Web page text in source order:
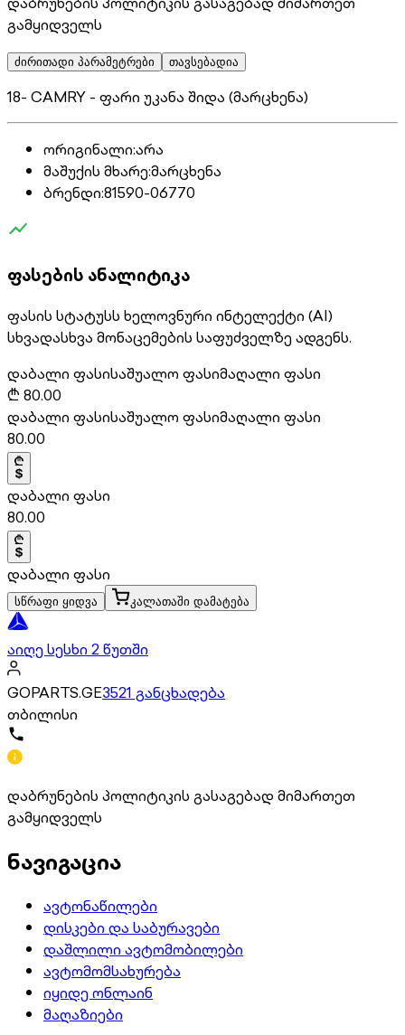
გამყიდველს
ძირითადი პარამეტრები თავსებადია
18- CAMRY - ფარი უკანა შიდა (მარცხენა)
ორიგინალი:არა
მაშუქის მხარე:მარცხენა
ბრენდი:81590-06770
ფასების ანალიტიკა
ფასის სტატუსს ხელოვნური ინტელექტი (AI)
სხვადასხვა მონაცემების საფუძველზე ადგენს.
დაბალი ფასისაშუალო ფასიმაღალი ფასი
₾ 80.00
დაბალი ფასისაშუალო ფასიმაღალი ფასი
80.00
დაბალი ფასი
80.00
დაბალი ფასი
სწრაფი ყიდვა კალათაში დამატება
აიღე სესხი 2 წუთში
GOPARTS.GE3521 განცხადება
თბილისი
დაბრუნების პოლიტიკის გასაგებად მიმართეთ
გამყიდველს
ნავიგაცია
ავტონაწილები
დისკები და საბურავები
დაშლილი ავტომობილები
ავტომომსახურება
იყიდე ონლაინ
მაღაზიები